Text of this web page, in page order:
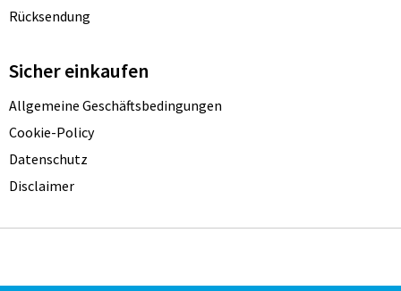
Rücksendung
Sicher einkaufen
Allgemeine Geschäftsbedingungen
Cookie-Policy
Datenschutz
Disclaimer